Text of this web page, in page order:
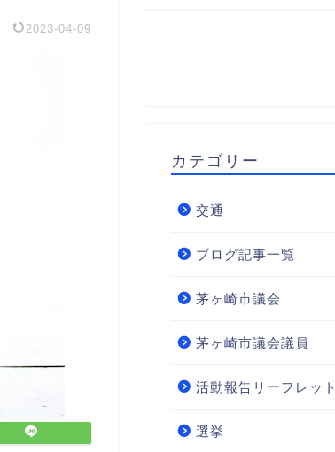
2023-04-09
カテゴリー
交通
ブログ記事一覧
茅ヶ崎市議会
茅ヶ崎市議会議員
活動報告リーフレット
選挙